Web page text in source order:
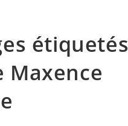
étiquetés
Maxence